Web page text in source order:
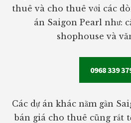
thuê và cho thuê với các
án Saigon Pearl như:
shophouse và
0968 339
Các dự án khác nằm gần
bán giá cho thuê cũng rất